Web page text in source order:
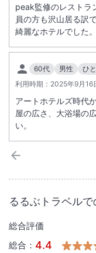
peak監修のレストラ
員の方も沢山居る訳
綺麗なホテルでした。
60代 男性
ひ
利用時期： 2025年9月16
アートホテルズ時代
屋の広さ、大浴場の
い。
るるぶトラベルで
総合評価
総合： 4.4